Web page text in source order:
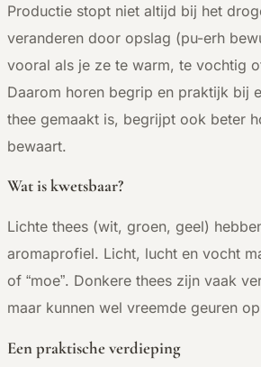
Productie stopt niet altijd bij het
veranderen door opslag (pu-erh
vooral als je ze te warm, te vochtig
Daarom horen begrip en praktijk bij
thee gemaakt is, begrijpt ook beter
bewaart.
Wat is kwetsbaar?
Lichte thees (wit, groen, geel)
aromaprofiel. Licht, lucht en vocht
of “moe”. Donkere thees zijn vaak
maar kunnen wel vreemde geuren
Een praktische verdieping